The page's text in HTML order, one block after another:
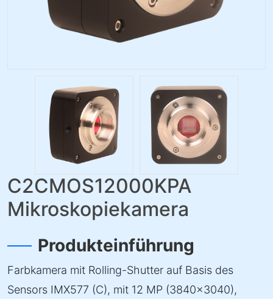
C2CMOS12000KPA
Mikroskopiekamera
Produkteinführung
Farbkamera mit Rolling-Shutter auf Basis des
Sensors IMX577 (C), mit 12 MP (3840×3040),